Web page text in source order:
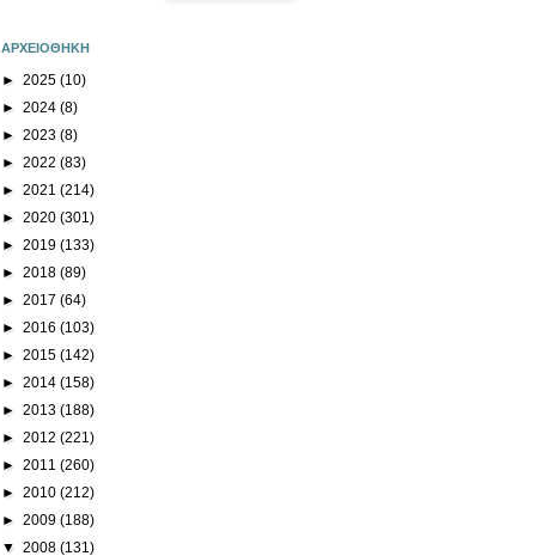
ΑΡΧΕΙΟΘΗΚΗ
► 2025 (10)
► 2024 (8)
► 2023 (8)
► 2022 (83)
► 2021 (214)
► 2020 (301)
► 2019 (133)
► 2018 (89)
► 2017 (64)
► 2016 (103)
► 2015 (142)
► 2014 (158)
► 2013 (188)
► 2012 (221)
► 2011 (260)
► 2010 (212)
► 2009 (188)
▼ 2008 (131)